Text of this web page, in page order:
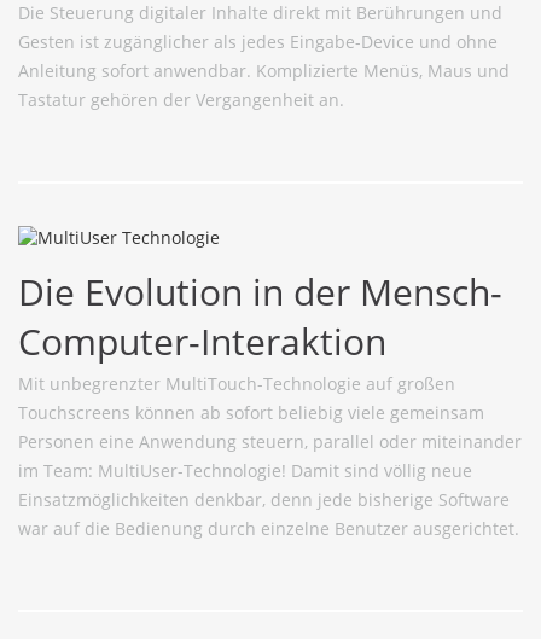
Die Steuerung digitaler Inhalte direkt mit Berührungen und
Gesten ist zugänglicher als jedes Eingabe-Device und ohne
Anleitung sofort anwendbar. Komplizierte Menüs, Maus und
Tastatur gehören der Vergangenheit an.
Die Evolution in der Mensch-
Computer-Interaktion
Mit unbegrenzter MultiTouch-Technologie auf großen
Touchscreens können ab sofort beliebig viele gemeinsam
Personen eine Anwendung steuern, parallel oder miteinander
im Team: MultiUser-Technologie! Damit sind völlig neue
Einsatzmöglichkeiten denkbar, denn jede bisherige Software
war auf die Bedienung durch einzelne Benutzer ausgerichtet.